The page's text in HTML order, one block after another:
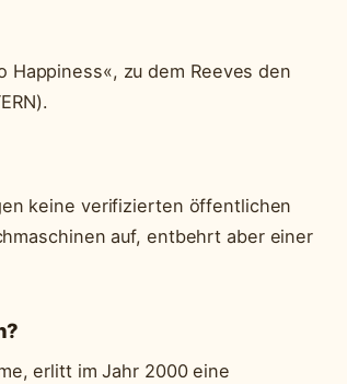
Happiness«, zu dem Reeves den
keine verifizierten öffentlichen
auf, entbehrt aber einer
erlitt im Jahr 2000 eine